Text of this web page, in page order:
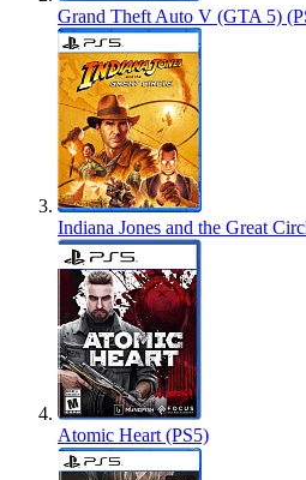
Grand Theft Auto V (GTA 5)
Indiana Jones and the Great
Atomic Heart (PS5)